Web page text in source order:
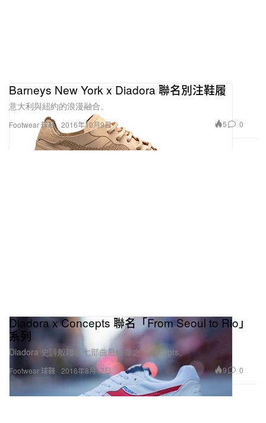
Footwear 球鞋
Barneys New York x Diadora 聯名別注鞋履
意大利與紐約的浪漫融合。
2016年10月9日 5 0
Footwear 球鞋
Diadora x Concepts 聯名「From Seoul to Rio」
系列
Diadora 史詩般聯名七部曲最終章之 Concepts。
2016年8月17日 9 0